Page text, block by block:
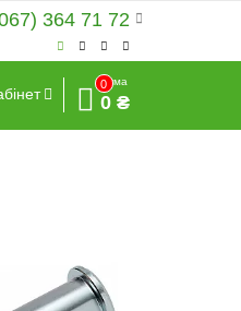
364 71 72
0
Сума
0 ₴